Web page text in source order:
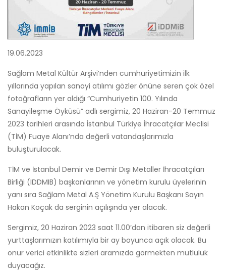
19.06.2023
Sağlam Metal Kültür Arşivi’nden cumhuriyetimizin ilk
yıllarında yapılan sanayi atılımı gözler önüne seren çok özel
fotoğrafların yer aldığı “Cumhuriyetin 100. Yılında
Sanayileşme Öyküsü” adlı sergimiz, 20 Haziran-20 Temmuz
2023 tarihleri arasında İstanbul Türkiye İhracatçılar Meclisi
(TİM) Fuaye Alanı’nda değerli vatandaşlarımızla
buluşturulacak.
TİM ve İstanbul Demir ve Demir Dışı Metaller İhracatçıları
Birliği (IDDMIB) başkanlarının ve yönetim kurulu üyelerinin
yanı sıra Sağlam Metal A.Ş Yönetim Kurulu Başkanı Sayın
Hakan Koçak da serginin açılışında yer alacak.
Sergimiz, 20 Haziran 2023 saat 11.00’dan itibaren siz değerli
yurttaşlarımızın katılımıyla bir ay boyunca açık olacak. Bu
onur verici etkinlikte sizleri aramızda görmekten mutluluk
duyacağız.